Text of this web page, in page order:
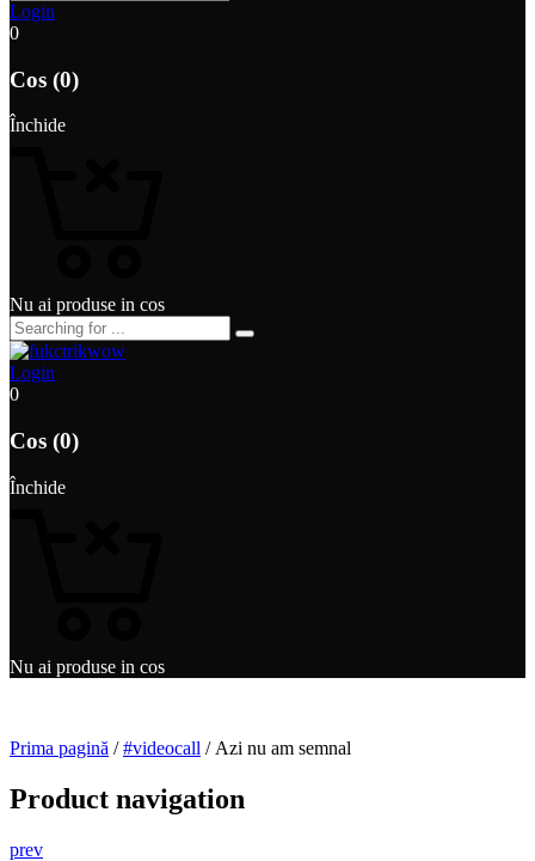
Login
0
Cos (0)
Închide
Nu ai produse in cos
Login
0
Cos (0)
Închide
Nu ai produse in cos
Prima pagină /#videocall / Azi nu am semnal
Product navigation
prev